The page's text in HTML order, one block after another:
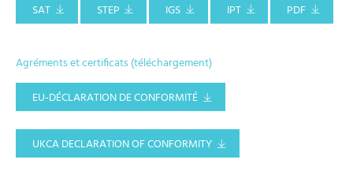
SAT
STEP IGS IPT PDF
Agréments et certificats (téléchargement)
EU-DÉCLARATION DE CONFORMITÉ
UKCA DECLARATION OF CONFORMITY